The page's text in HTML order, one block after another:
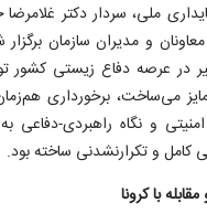
ملی، سردار دکتر
و مدیران سازمان
در عرصه دفاع زیستی
می‌ساخت، برخورداری
و نگاه راهبردی-دفاعی
کامل و تکرارنشدنی ساخته بود.
با کرونا